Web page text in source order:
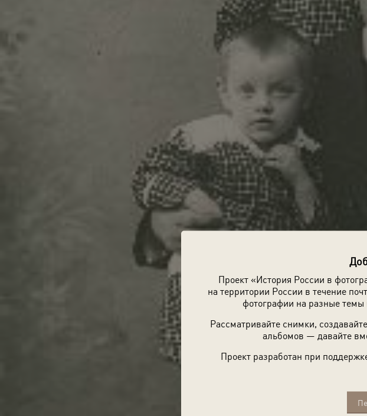
Проект «История России в
на территории России в течение
фотографии на разные
Рассматривайте снимки,
альбомов — давайте
Проект разработан при